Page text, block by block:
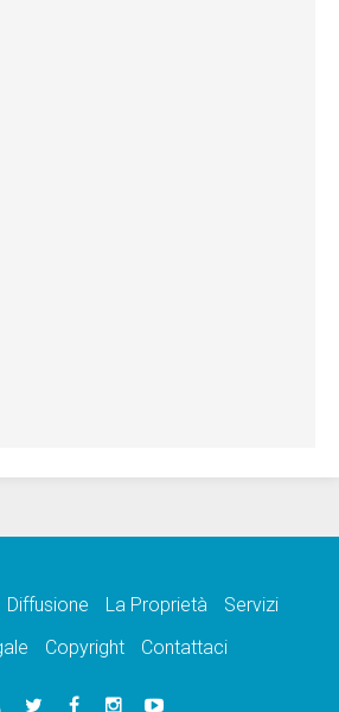
Diffusione La Proprietà
Servizi
Copyright Contattaci